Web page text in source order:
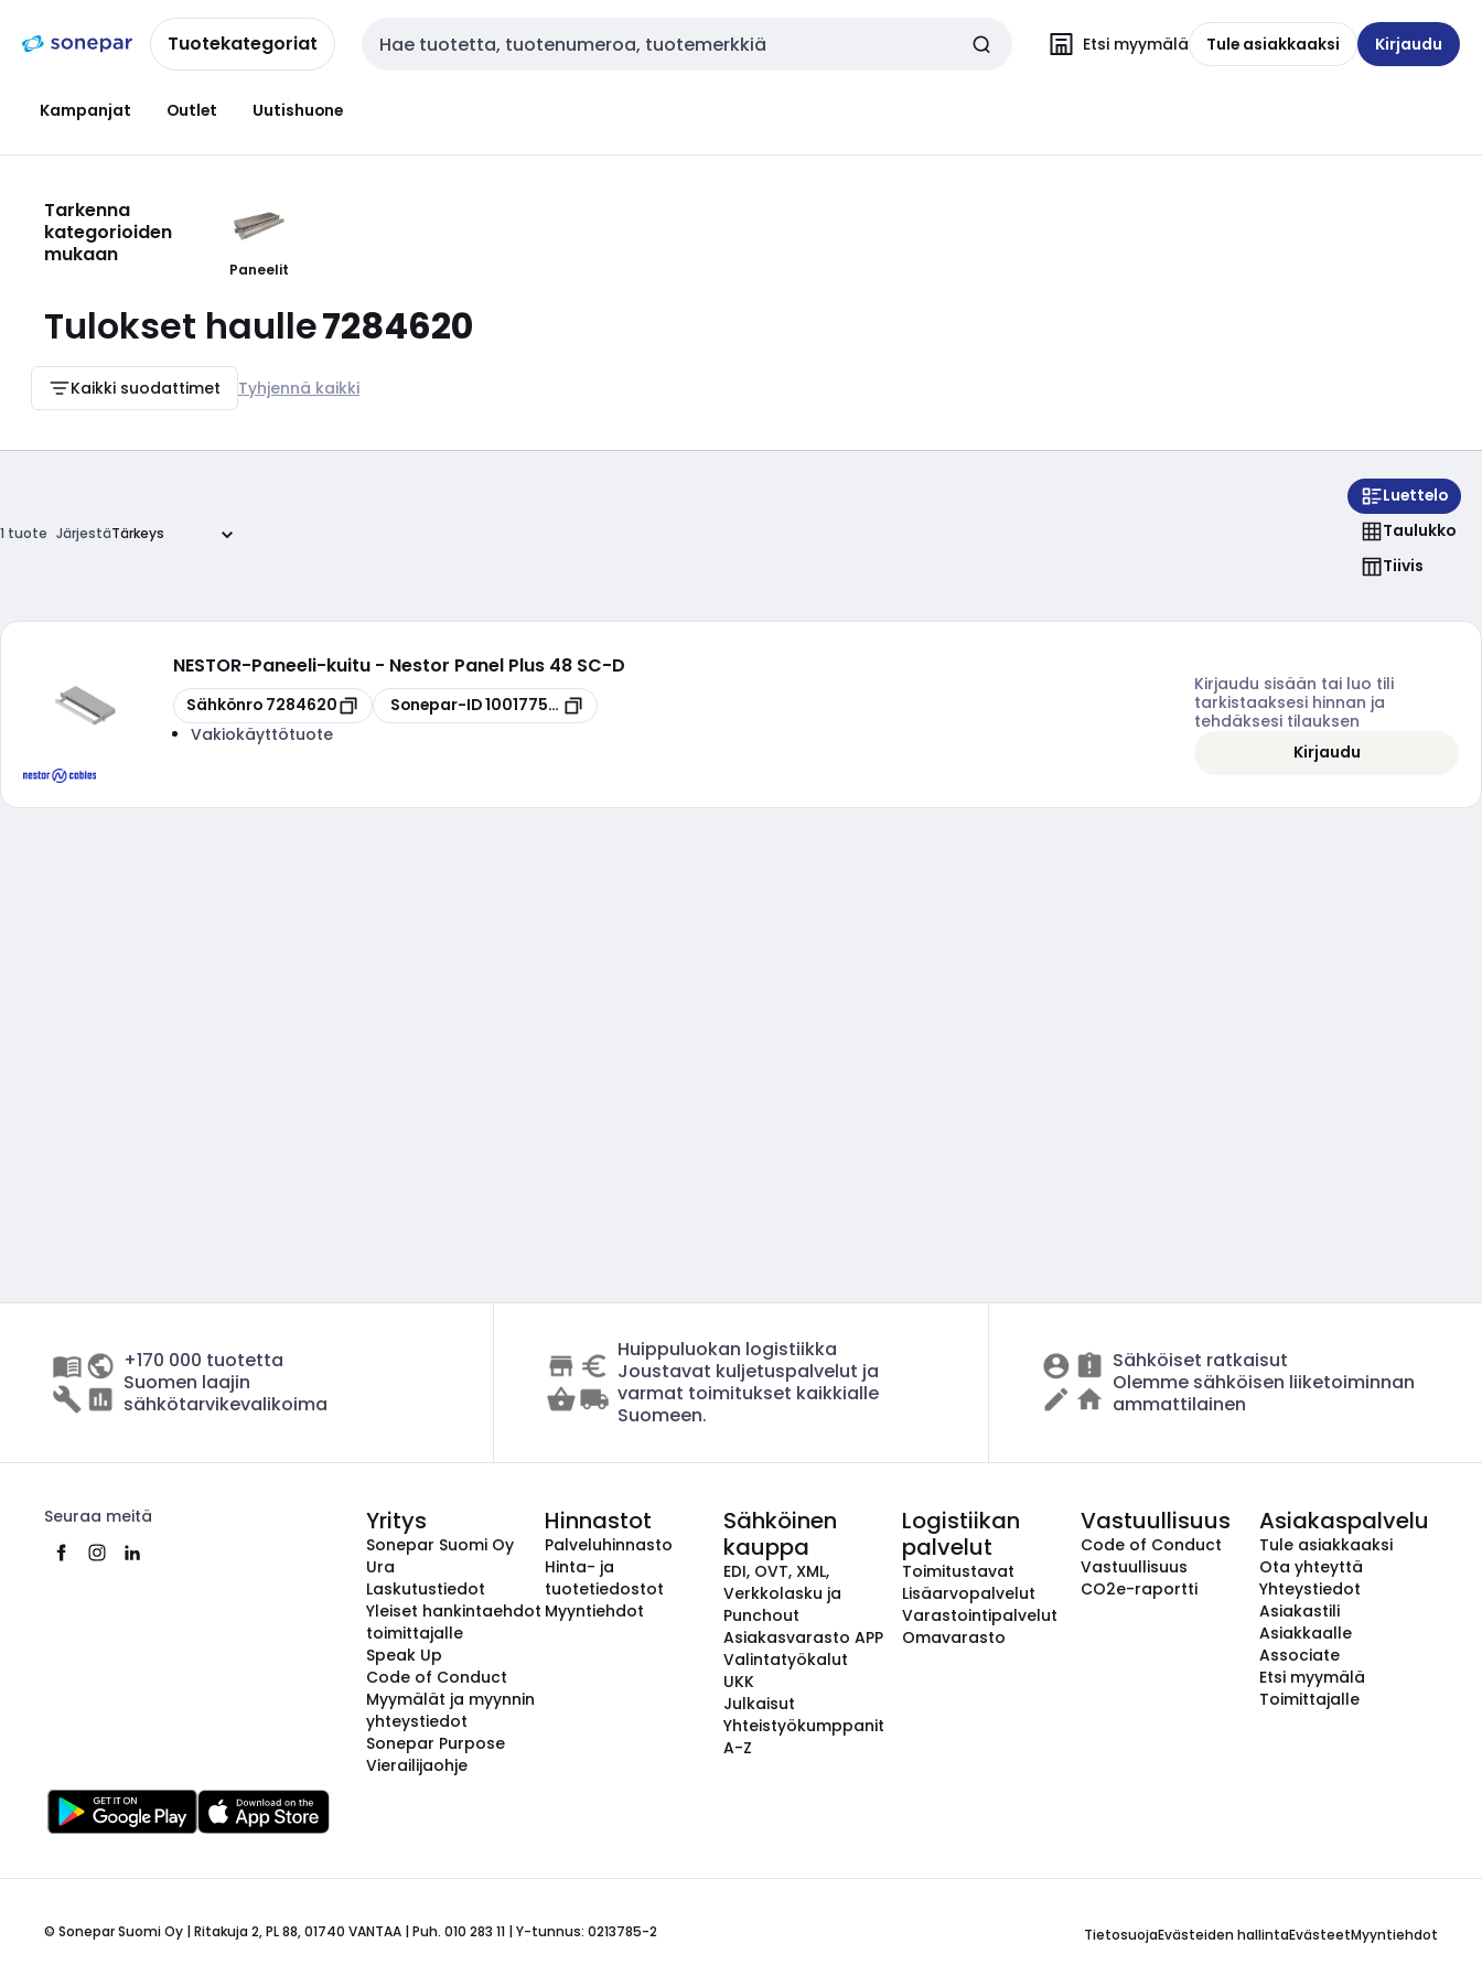
navigointiinsisältöönTuotekategoriat Haku Etsi myymälä Tule asiakkaaksi Kirjaudu
Kampanjat Outlet Uutishuone
Tarkenna
kategorioiden
mukaan
Paneelit
Tulokset haulle7284620
Kaikki suodattimet Tyhjennä kaikki
1 tuote Järjestä
Luettelo
Taulukko
Tiivis
NESTOR-Paneeli-kuitu - Nestor Panel Plus 48 SC-D
Kopioi
Sähkönro 7284620 Kopioi
Sonepar-ID100177576
Vakiokäyttötuote
Kirjaudu sisään tai luo tili
tarkistaaksesi hinnan ja
tehdäksesi tilauksen
Kirjaudu
+170 000 tuotetta
Suomen laajin
sähkötarvikevalikoima
Huippuluokan logistiikka
Joustavat kuljetuspalvelut ja
varmat toimitukset kaikkialle
Suomeen.
Sähköiset ratkaisut
Olemme sähköisen liiketoiminnan
ammattilainen
Seuraa meitä Yritys
Sonepar Suomi Oy
Ura
Laskutustiedot
Yleiset hankintaehdot
toimittajalle
Speak Up
Code of Conduct
Myymälät ja myynnin
yhteystiedot
Sonepar Purpose
Vierailijaohje
Hinnastot
Palveluhinnasto
Hinta- ja
tuotetiedostot
Myyntiehdot
Sähköinen
kauppa
EDI, OVT, XML,
Verkkolasku ja
Punchout
Asiakasvarasto APP
Valintatyökalut
UKK
Julkaisut
Yhteistyökumppanit
A-Z
Logistiikan
palvelut
Toimitustavat
Lisäarvopalvelut
Varastointipalvelut
Omavarasto
Vastuullisuus
Code of Conduct
Vastuullisuus
CO2e-raportti
Asiakaspalvelu
Tule asiakkaaksi
Ota yhteyttä
Yhteystiedot
Asiakastili
Asiakkaalle
Associate
Etsi myymälä
Toimittajalle
© Sonepar Suomi Oy | Ritakuja 2, PL 88, 01740 VANTAA | Puh. 010 283 11 | Y-tunnus: 0213785-2 TietosuojaEvästeiden hallintaEvästeetMyyntiehdot